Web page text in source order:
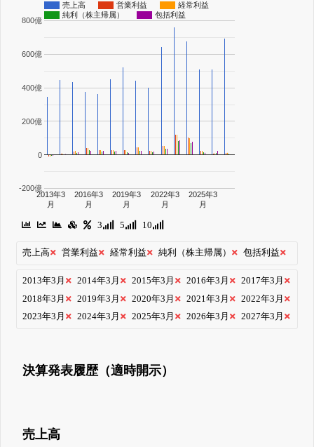
売上高 営業利益
経常利益
純利（株主帰属）
包括利益
2013年3
月
2016年3
月
2019年3
月
2022年3
月
2025年3
月
-200億
0
200億
400億
600億
800億
3 5 10
売上高 営業利益 経常利益 純利（株主帰属） 包括利益
2013年3月 2014年3月 2015年3月 2016年3月
2017年3月
2018年3月
2019年3月 2020年3月 2021年3月
2022年3月
2023年3月
2024年3月 2025年3月 2026年3月 2027年3月
決算発表履歴（適時開示）
売上高